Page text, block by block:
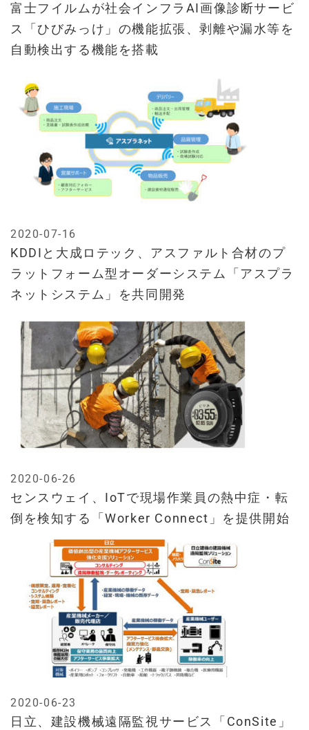
富士フイルムが社会インフラAI画像診断サービ
ス「ひびみっけ」の機能拡張、剥離や漏水等を
自動検出する機能を搭載
KDDIと大成ロテック、アスファルト合材のプ
ラットフォーム型オーダーシステム「アスプラ
ネットシステム」を共同開発
2020-07-16
センスウェイ、IoTで現場作業員の熱中症・転
倒を検知する「Worker Connect」を提供開始
2020-06-26
日立、建設機械遠隔監視サービス「ConSite」
2020-06-23